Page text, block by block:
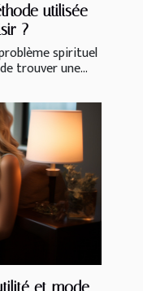
utilisée
?
spirituel
trouver une...